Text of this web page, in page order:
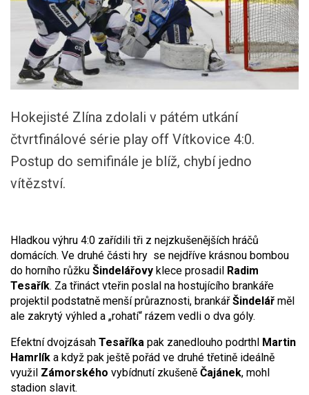
Hokejisté Zlína zdolali v pátém utkání
čtvrtfinálové série play off Vítkovice 4:0.
Postup do semifinále je blíž, chybí jedno
vítězství.
Hladkou výhru 4:0 zařídili tři z nejzkušenějších hráčů
domácích. Ve druhé části hry se nejdříve krásnou bombou
do horního růžku Šindelářovy klece prosadil Radim
Tesařík. Za třináct vteřin poslal na hostujícího brankáře
projektil podstatně menší průraznosti, brankářŠindelář měl
ale zakrytý výhled a „rohatí“ rázem vedli o dva góly.
Efektní dvojzásah Tesaříka pak zanedlouho podrthl Martin
Hamrlík a když pak ještě pořád ve druhé třetině ideálně
využil Zámorského vybídnutí zkušeně Čajánek, mohl
stadion slavit.